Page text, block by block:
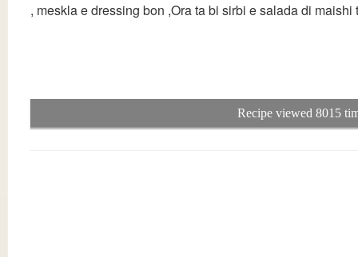
, meskla e dressing bon ,Ora ta bi sirbi e salada di
Recipe viewed 8015